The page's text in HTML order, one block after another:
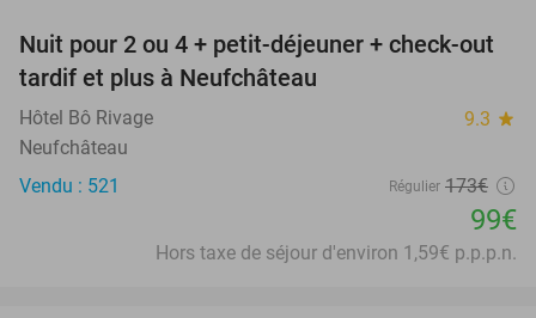
43%
Nuit pour 2 ou 4 + petit-déjeuner + check-out
tardif et plus à Neufchâteau
Hôtel Bô Rivage 9.3 star
Neufchâteau
Vendu : 521
Régulier 173€
99€
Hors taxe de séjour d'environ 1,59€ p.p.p.n.